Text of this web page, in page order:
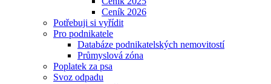
Ceník 2026
Potřebuji si vyřídit
Pro podnikatele
Databáze podnikatelských nemovitostí
Průmyslová zóna
Poplatek za psa
Svoz odpadu